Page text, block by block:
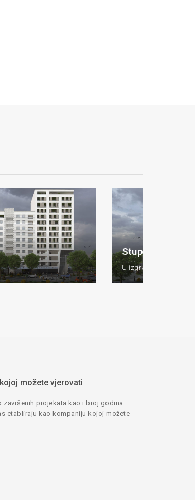
Stupine H1
U izgradnji
možete vjerovati
završenih projekata kao i broj godina
etabliraju kao kompaniju kojoj možete